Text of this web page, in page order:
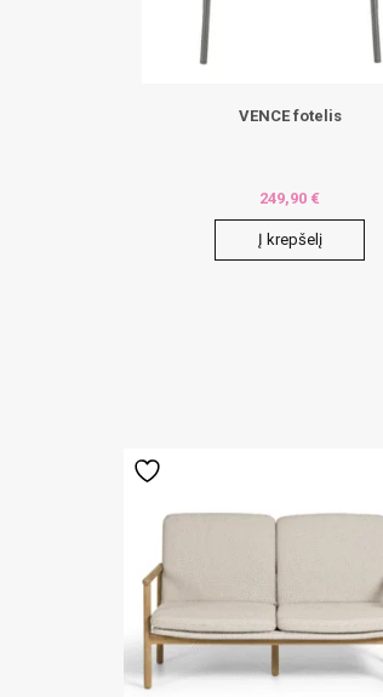
VENCE fotelis
249,90 €
Į krepšelį